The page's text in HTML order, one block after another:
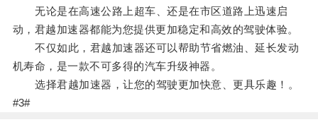
无论是在高速公路上超车、还是在市区道路上迅速启
动，君越加速器都能为您提供更加稳定和高效的驾驶体验。
不仅如此，君越加速器还可以帮助节省燃油、延长发动
机寿命，是一款不可多得的汽车升级神器。
选择君越加速器，让您的驾驶更加快意、更具乐趣！。
#3#